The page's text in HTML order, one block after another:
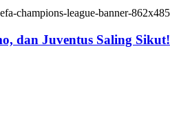
dan Juventus Saling Sikut!